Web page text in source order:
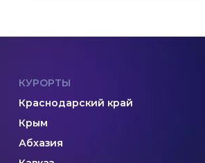
КУРОРТЫ
Краснодарский край
Крым
Абхазия